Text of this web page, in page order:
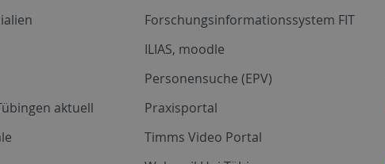
aktuell
Forschungsinformationssystem FIT
ILIAS, moodle
Personensuche (EPV)
Praxisportal
Timms Video Portal